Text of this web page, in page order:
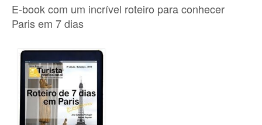
E-book com um incrível roteiro para conhecer
Paris em 7 dias